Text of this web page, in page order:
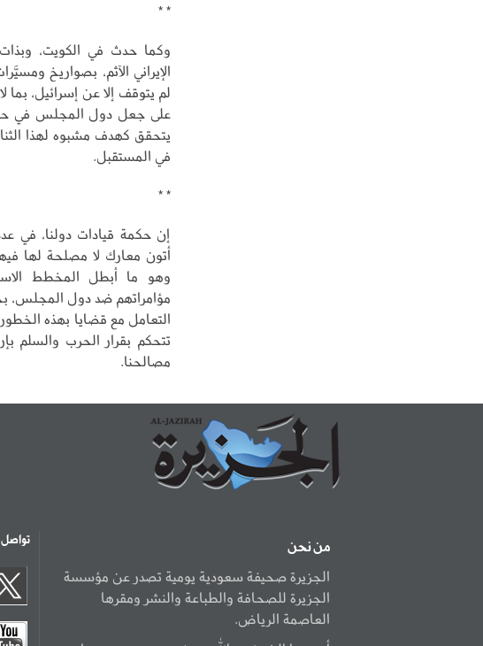
* *
وكما حدث في الكويت،
الإيراني الآثم، بصواريخ
لم يتوقف إلا عن إسرائيل،
على جعل دول المجلس في
يتحقق كهدف مشبوه لهذا
في المستقبل.
* *
إن حكمة قيادات دولنا، في
أتون معارك لا مصلحة لها
وهو ما أبطل المخطط
مؤامراتهم ضد دول المجلس،
التعامل مع قضايا بهذه
تتحكم بقرار الحرب والسلم
مصالحنا.
من نحن
الجزيرة صحيفة سعودية يومية تصدر عن مؤسسة
الجزيرة للصحافة والطباعة والنشر ومقرها
العاصمة الرياض.
تواصل